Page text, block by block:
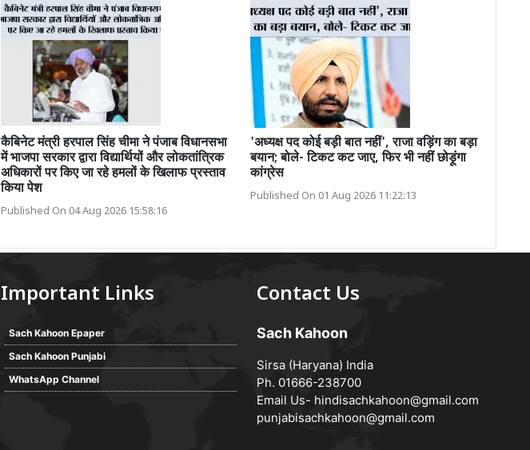
कैबिनेट मंत्री हरपाल सिंह चीमा ने पंजाब विधानसभा
में भाजपा सरकार द्वारा विद्यार्थियों और लोकतांत्रिक
अधिकारों पर किए जा रहे हमलों के खिलाफ प्रस्ताव
किया पेश
Published On 04 Aug 2026 15:58:16
'अध्यक्ष पद कोई बड़ी बात नहीं', राजा वड़िंग का बड़ा
बयान; बोले- टिकट कट जाए, फिर भी नहीं छोड़ूंगा
कांग्रेस
Published On 01 Aug 2026 11:22:13
Important Links
Sach Kahoon Epaper
Sach Kahoon Punjabi
WhatsApp Channel
Contact Us
Sach Kahoon
Sirsa (Haryana) India
Ph. 01666-238700
Email Us- hindisachkahoon@gmail.com
punjabisachkahoon@gmail.com